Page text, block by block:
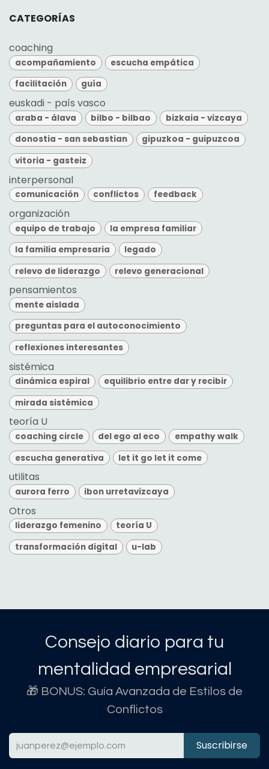
CATEGORÍAS
coaching
acompañamiento
escucha empática
facilitación
guía
euskadi - país vasco
araba - álava bilbo - bilbao
bizkaia - vizcaya
donostia - san sebastian
gipuzkoa - guipuzcoa
vitoria - gasteiz
interpersonal
comunicación conflictos feedback
organización
equipo de trabajo
la empresa familiar
la familia empresaria
legado
relevo de liderazgo
relevo generacional
pensamientos
mente aislada
preguntas para el autoconocimiento
reflexiones interesantes
sistémica
dinámica espiral
equilibrio entre dar y recibir
mirada sistémica
teoría U
coaching circle del ego al eco
empathy walk
escucha generativa
let it go let it come
utilitas
aurora ferro ibon urretavizcaya
Otros
liderazgo femenino
teoría U
transformación digital
u-lab
Consejo diario para tu
mentalidad empresarial
🎁 BONUS: Guía Avanzada de Estilos de
Conflictos
Suscribirse